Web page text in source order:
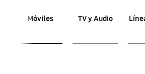
Despacho Gratis + 5%
5%
Móviles TV y Audio